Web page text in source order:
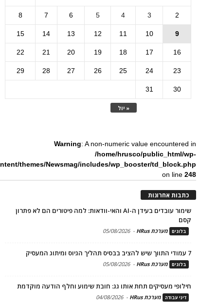
« יול
2
3
4
5
6
7
8
9
10
11
12
13
14
15
16
17
18
19
20
21
22
23
24
25
26
27
28
29
30
31
Warning: A non-numeric value encountered in
/home/hrusco/public_html/wp-
themes/Newsmag/includes/wp_booster/td_block.php
on line248
כתבות אחרונות
שימור עובדים בעידן ה-AI והאי-וודאות: למה פיטורים הם לא פתרון
קסם
בלוגים מערכת HRus -
05/08/2026
7 עמודי התווך שיש להציב בבסיס תהליך הגיוס ומיתוג המעסיק
בלוגים מערכת HRus -
05/08/2026
חילופי מעסיקים תחת אותו גג: חובת שימוע וחלף הודעה מוקדמת
דיני עבודה מערכת HRus -
04/08/2026